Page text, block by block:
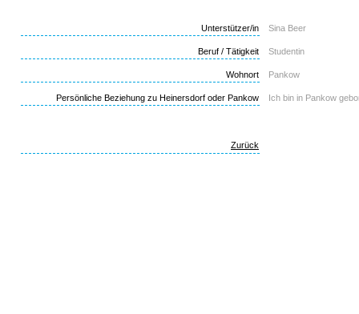
Unterstützer/in Sina Beer
Beruf / Tätigkeit Studentin
Wohnort Pankow
Persönliche Beziehung zu Heinersdorf oder Pankow Ich bin in Pankow
Zurück